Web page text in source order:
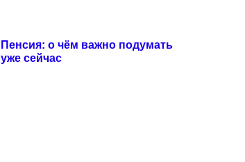
Пенсия: о чём важно подумать
уже сейчас